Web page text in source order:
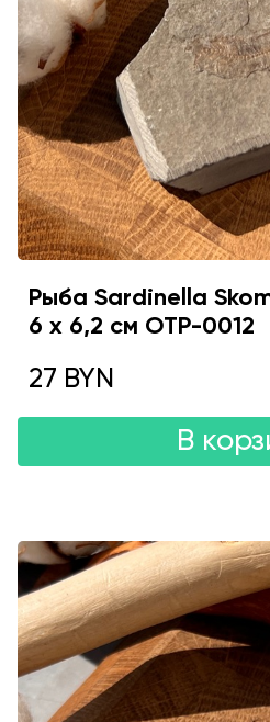
Рыба Sardinella
6 х 6,2 см OTP-0012
27 BYN
В